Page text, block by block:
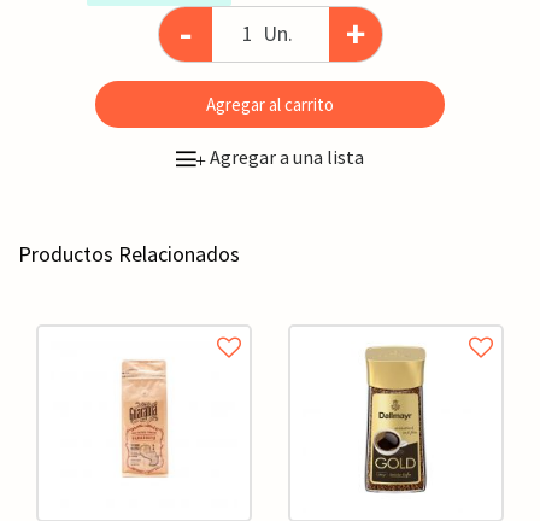
- Un. +
Agregar al carrito
+Agregar a una lista
Productos Relacionados